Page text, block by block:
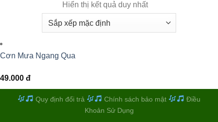
Hiển thị kết quả duy nhất
Cơn Mưa Ngang Qua
49.000 đ
Quy định đổi trả Chính sách bảo mật
Điều
Khoản Sử Dụng